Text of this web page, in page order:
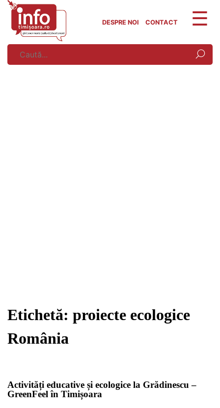
Skip
content
DESPRE NOI CONTACT
Etichetă: proiecte ecologice
România
Activități educative și ecologice la Grădinescu –
GreenFeel în Timișoara